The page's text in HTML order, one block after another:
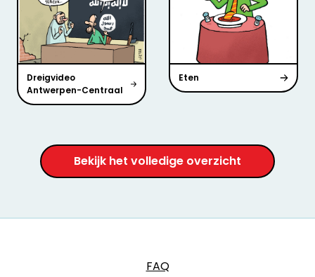
Dreigvideo
Antwerpen-Centraal
Eten
Bekijk het volledige overzicht
FAQ